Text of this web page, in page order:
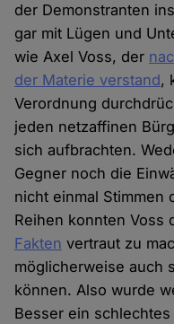
der Demonstranten
gar mit Lügen und
wie Axel Voss, der
der Materie verstand,
Verordnung
jeden netzaffinen
sich aufbrachten.
Gegner noch die
nicht einmal Stimmen
Reihen konnten Voss
Fakten vertraut zu
möglicherweise auch
können. Also wurde
Besser ein